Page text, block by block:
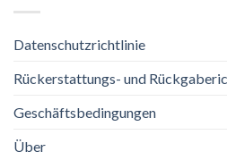
Datenschutzrichtlinie
Rückerstattungs- und
Geschäftsbedingungen
Über